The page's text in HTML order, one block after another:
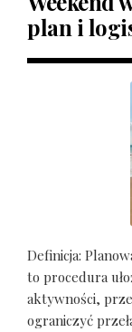
plan i
Definicja:
to procedura
aktywności,
ograniczyć